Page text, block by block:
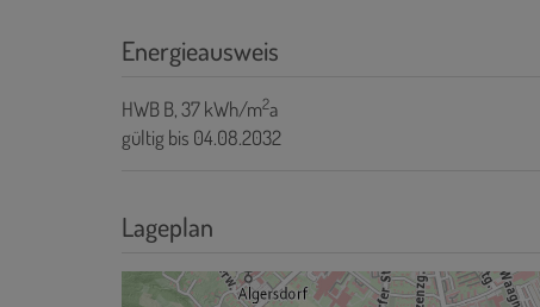
Energieausweis
HWBB, 37 kWh/m2a
gültig bis 04.08.2032
Lageplan